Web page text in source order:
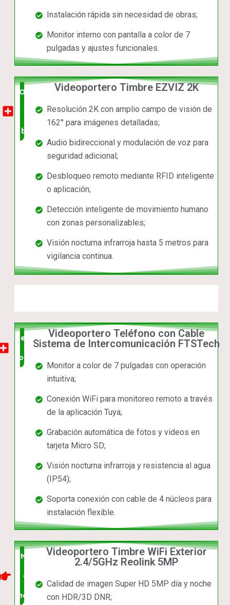
Instalación rápida sin necesidad de obras;
Monitor interno con pantalla a color de 7
pulgadas y ajustes funcionales.
Opción
muy
buena
Videoportero Timbre EZVIZ 2K
Resolución 2K con amplio campo de visión de
162° para imágenes detalladas;
Audio bidireccional y modulación de voz para
seguridad adicional;
Desbloqueo remoto mediante RFID inteligente
o aplicación;
Detección inteligente de movimiento humano
con zonas personalizables;
Visión nocturna infrarroja hasta 5 metros para
vigilancia continua.
el mas
completo
Videoportero Teléfono con Cable
Sistema de Intercomunicación FTSTech
Monitor a color de 7 pulgadas con operación
intuitiva;
Conexión WiFi para monitoreo remoto a través
de la aplicación Tuya;
Grabación automática de fotos y videos en
tarjeta Micro SD;
Visión nocturna infrarroja y resistencia al agua
(IP54);
Soporta conexión con cable de 4 núcleos para
instalación flexible.
Nuevo
en el
mercado
Videoportero Timbre WiFi Exterior
2.4/5GHz Reolink 5MP
Calidad de imagen Super HD 5MP día y noche
con HDR/3D DNR;